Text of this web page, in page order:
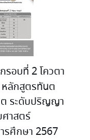
รอบที่ 2 โควตา
ลักสูตรทันต
ระดับปริญญา
าสตร์
รศึกษา 2567